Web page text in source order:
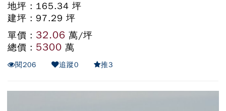
地坪 : 165.34 坪
建坪 : 97.29 坪
單價 : 32.06 萬/坪
總價 : 5300 萬
閱206 追蹤0 推3